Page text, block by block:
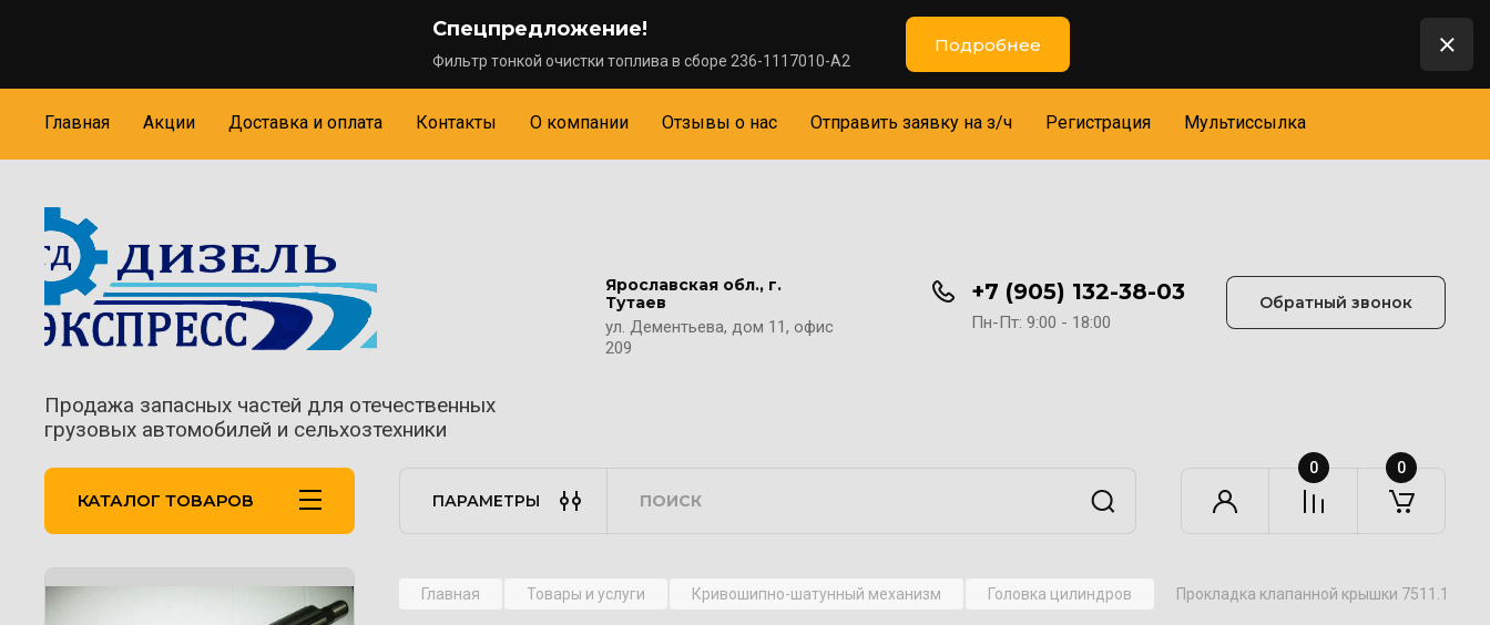
Спецпредложение!
Фильтр тонкой очистки топлива в сборе 236-1117010-А2
Подробнее
Главная Акции Доставка и оплата Контакты О компании Отзывы о нас Отправить заявку на з/ч Регистрация Мультиссылка
Продажа запасных частей для отечественных
грузовых автомобилей и сельхозтехники
Ярославская обл., г.
Тутаев
ул. Дементьева, дом 11, офис
209
+7 (905) 132-38-03
Пн-Пт: 9:00 - 18:00
Обратный звонок
КАТАЛОГ ТОВАРОВ ПАРАМЕТРЫ
0 0
Главная Товары и услуги Кривошипно-шатунный механизм Головка цилиндров Прокладка клапанной крышки